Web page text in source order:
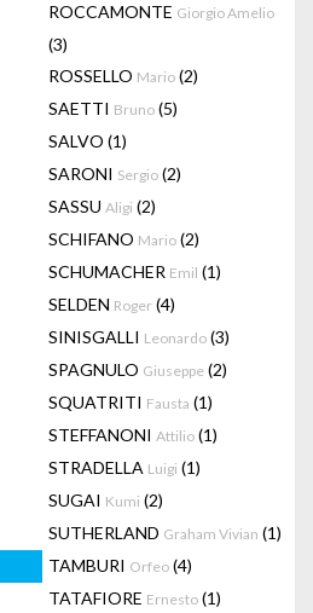
ROCCAMONTE Giorgio Amelio
(3)
ROSSELLO Mario (2)
SAETTI Bruno (5)
SALVO (1)
SARONI Sergio (2)
SASSU Aligi (2)
SCHIFANO Mario (2)
SCHUMACHER Emil (1)
SELDEN Roger (4)
SINISGALLI Leonardo (3)
SPAGNULO Giuseppe (2)
SQUATRITI Fausta (1)
STEFFANONI Attilio (1)
STRADELLA Luigi (1)
SUGAI Kumi (2)
SUTHERLAND Graham Vivian (1)
TAMBURI Orfeo (4)
TATAFIORE Ernesto (1)